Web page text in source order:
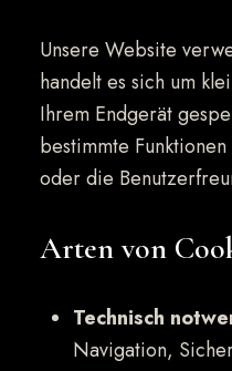
Unsere Website
handelt es sich um
Ihrem Endgerät
bestimmte
oder die
Arten von
Technisch
Navigation,